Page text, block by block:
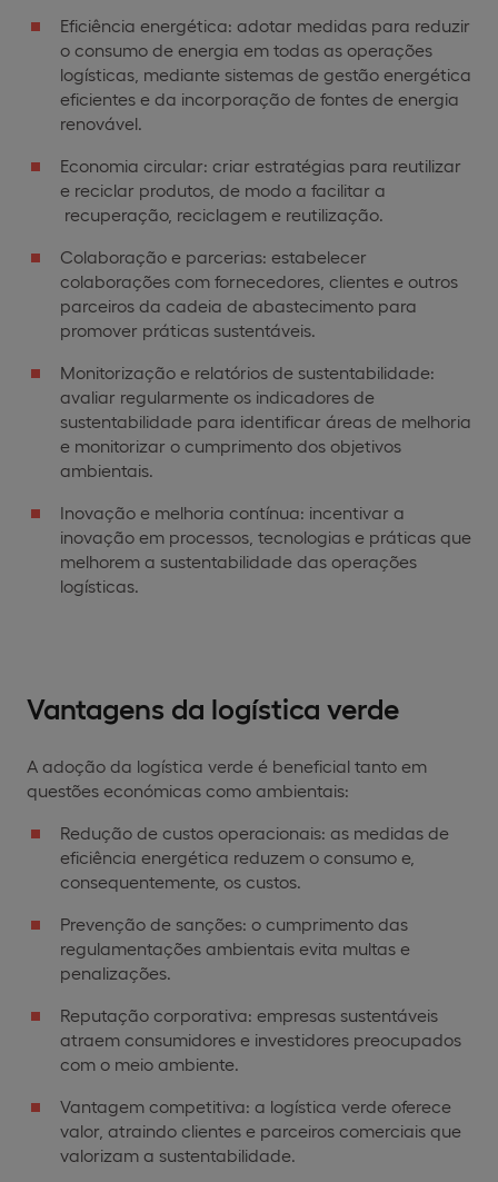
Eficiência energética: adotar medidas para reduzir
o consumo de energia em todas as operações
logísticas, mediante sistemas de gestão energética
eficientes e da incorporação de fontes de energia
renovável.
Economia circular: criar estratégias para reutilizar
e reciclar produtos, de modo a facilitar a
recuperação, reciclagem e reutilização.
Colaboração e parcerias: estabelecer
colaborações com fornecedores, clientes e outros
parceiros da cadeia de abastecimento para
promover práticas sustentáveis.
Monitorização e relatórios de sustentabilidade:
avaliar regularmente os indicadores de
sustentabilidade para identificar áreas de melhoria
e monitorizar o cumprimento dos objetivos
ambientais.
Inovação e melhoria contínua: incentivar a
inovação em processos, tecnologias e práticas que
melhorem a sustentabilidade das operações
logísticas.
Vantagens da logística verde
A adoção da logística verde é beneficial tanto em
questões económicas como ambientais:
Redução de custos operacionais: as medidas de
eficiência energética reduzem o consumo e,
consequentemente, os custos.
Prevenção de sanções: o cumprimento das
regulamentações ambientais evita multas e
penalizações.
Reputação corporativa: empresas sustentáveis
atraem consumidores e investidores preocupados
com o meio ambiente.
Vantagem competitiva: a logística verde oferece
valor, atraindo clientes e parceiros comerciais que
valorizam a sustentabilidade.